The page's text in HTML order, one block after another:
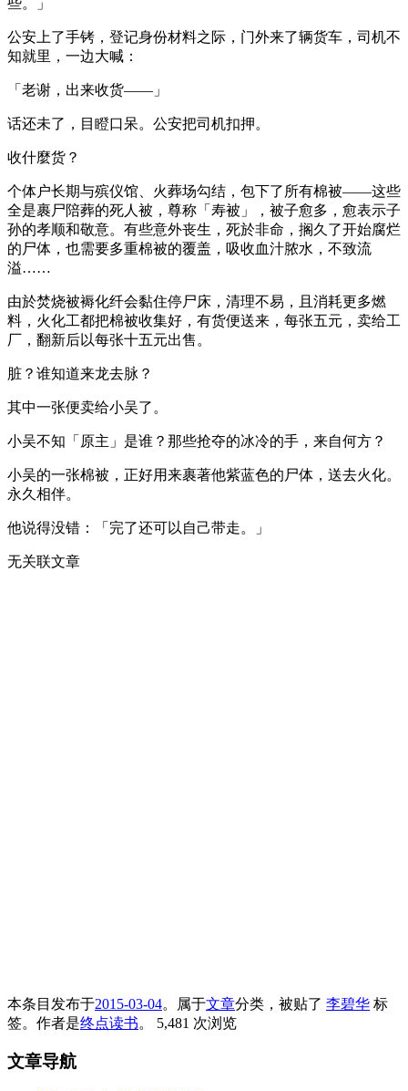
公安上了手铐，登记身份材料之际，门外来了辆货车，司机不
知就里，一边大喊：
「老谢，出来收货——」
话还未了，目瞪口呆。公安把司机扣押。
收什麼货？
个体户长期与殡仪馆、火葬场勾结，包下了所有棉被——这些
全是裹尸陪葬的死人被，尊称「寿被」，被子愈多，愈表示子
孙的孝顺和敬意。有些意外丧生，死於非命，搁久了开始腐烂
的尸体，也需要多重棉被的覆盖，吸收血汁脓水，不致流
溢……
由於焚烧被褥化纤会黏住停尸床，清理不易，且消耗更多燃
料，火化工都把棉被收集好，有货便送来，每张五元，卖给工
厂，翻新后以每张十五元出售。
脏？谁知道来龙去脉？
其中一张便卖给小吴了。
小吴不知「原主」是谁？那些抢夺的冰冷的手，来自何方？
小吴的一张棉被，正好用来裹著他紫蓝色的尸体，送去火化。
永久相伴。
他说得没错：「完了还可以自己带走。」
无关联文章
本条目发布于2015-03-04。属于文章分类，被贴了 李碧华 标
签。 作者是终点读书。 5,481 次浏览
文章导航